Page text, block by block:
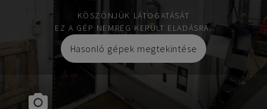
KÖSZÖNJÜK LÁTOGATÁSÁT
EZ A GÉP NEMRÉG KERÜLT ELADÁSRA.
Hasonló gépek megtekintése